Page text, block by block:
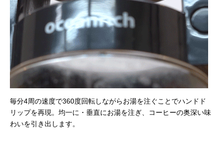
毎分4周の速度で360度回転しながらお湯を注ぐことでハンドド
リップを再現。均一に・垂直にお湯を注ぎ、コーヒーの奥深い味
わいを引き出します。